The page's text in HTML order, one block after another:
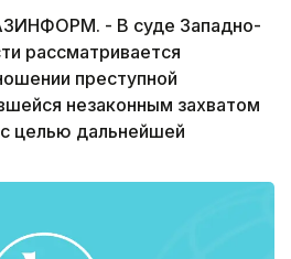
- В суде Западно-
рассматривается
преступной
незаконным захватом
целью дальнейшей